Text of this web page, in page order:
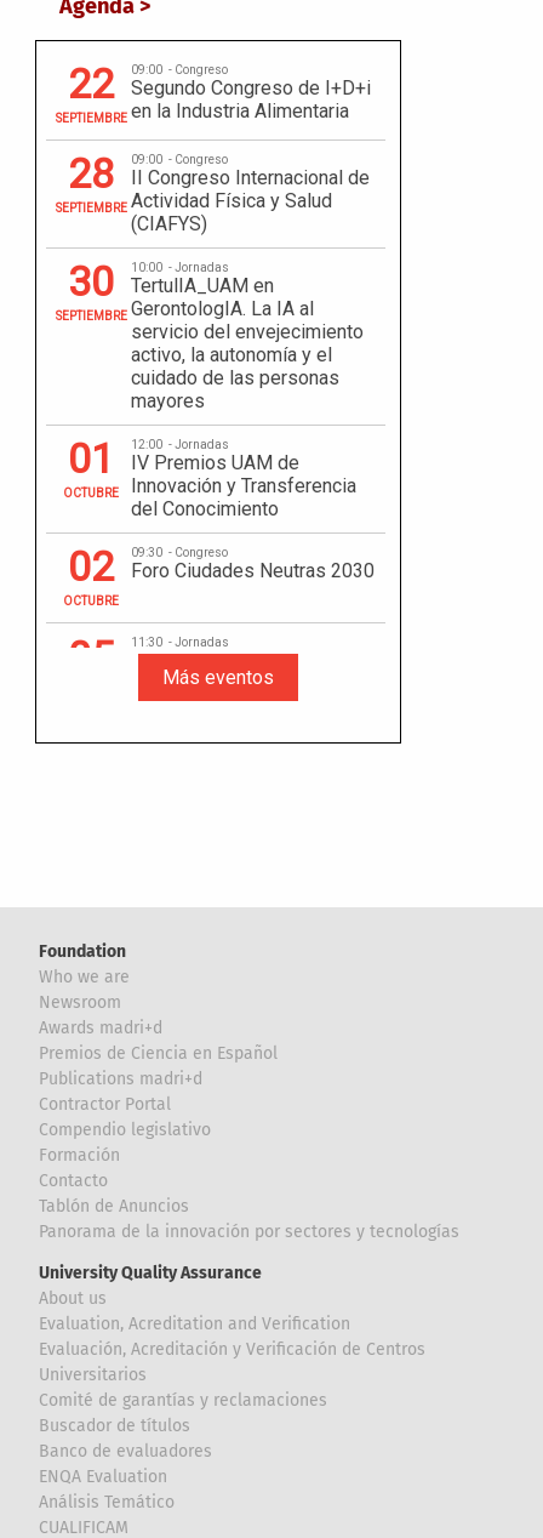
Agenda >
Foundation
Who we are
Newsroom
Awards madri+d
Premios de Ciencia en Español
Publications madri+d
Contractor Portal
Compendio legislativo
Formación
Contacto
Tablón de Anuncios
Panorama de la innovación por sectores y tecnologías
University Quality Assurance
About us
Evaluation, Acreditation and Verification
Evaluación, Acreditación y Verificación de Centros
Universitarios
Comité de garantías y reclamaciones
Buscador de títulos
Banco de evaluadores
ENQA Evaluation
Análisis Temático
CUALIFICAM